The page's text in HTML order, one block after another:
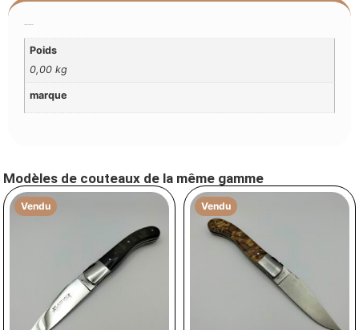
Poids
0,00 kg
marque
Modèles de couteaux de la même gamme
Vendu Vendu